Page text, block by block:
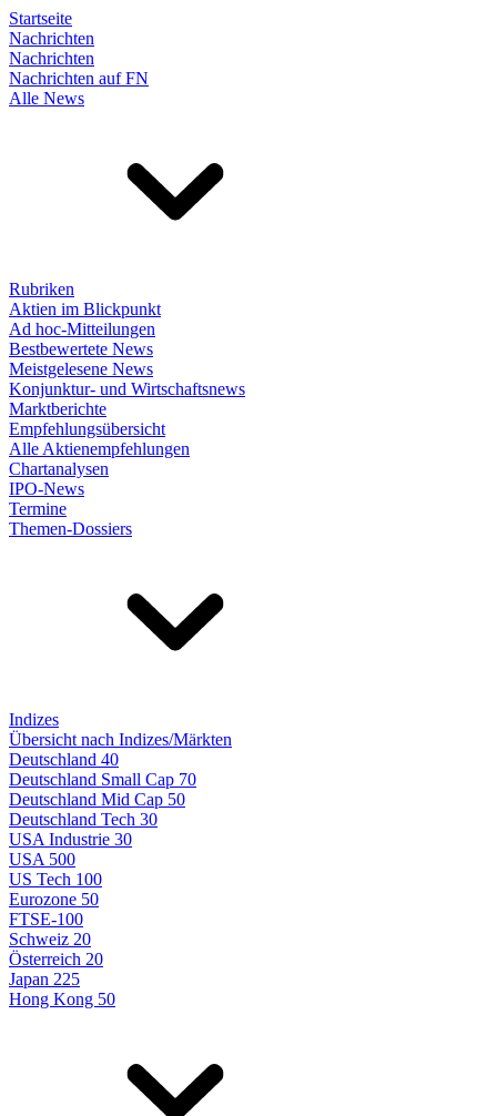
Startseite
Nachrichten
Nachrichten
Nachrichten auf FN
Alle News
Rubriken
Aktien im Blickpunkt
Ad hoc-Mitteilungen
Bestbewertete News
Meistgelesene News
Konjunktur- und Wirtschaftsnews
Marktberichte
Empfehlungsübersicht
Alle Aktienempfehlungen
Chartanalysen
IPO-News
Termine
Themen-Dossiers
Indizes
Übersicht nach Indizes/Märkten
Deutschland 40
Deutschland Small Cap 70
Deutschland Mid Cap 50
Deutschland Tech 30
USA Industrie 30
USA 500
US Tech 100
Eurozone 50
FTSE-100
Schweiz 20
Österreich 20
Japan 225
Hong Kong 50